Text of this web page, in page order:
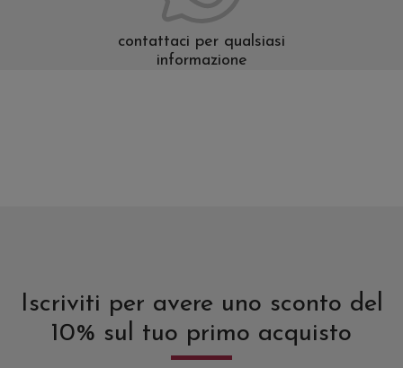
contattaci per qualsiasi
informazione
Iscriviti per avere uno sconto del
10% sul tuo primo acquisto